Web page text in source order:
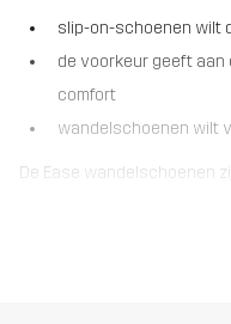
slip-on-schoenen wilt
de voorkeur geeft aan
comfort
wandelschoenen wilt
De Ease wandelschoenen